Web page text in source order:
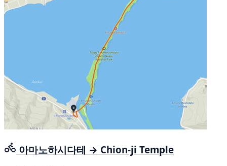
아마노하시다테 → Chion-ji Temple